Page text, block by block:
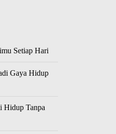
Setiap Hari
Gaya Hidup
Hidup Tanpa